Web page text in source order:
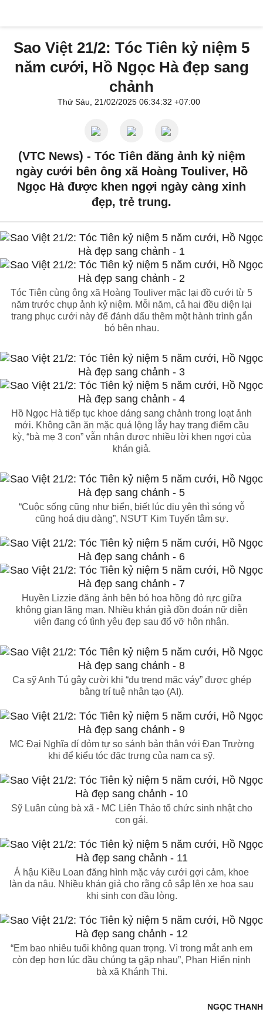
Sao Việt 21/2: Tóc Tiên kỷ niệm 5
năm cưới, Hồ Ngọc Hà đẹp sang
chảnh
Thứ Sáu, 21/02/2025 06:34:32 +07:00
(VTC News) - Tóc Tiên đăng ảnh kỷ niệm
ngày cưới bên ông xã Hoàng Touliver, Hồ
Ngọc Hà được khen ngợi ngày càng xinh
đẹp, trẻ trung.
Tóc Tiên cùng ông xã Hoàng Touliver mặc lại đồ cưới từ 5
năm trước chụp ảnh kỷ niệm. Mỗi năm, cả hai đều diện lại
trang phục cưới này để đánh dấu thêm một hành trình gắn
bó bên nhau.
Hồ Ngọc Hà tiếp tục khoe dáng sang chảnh trong loạt ảnh
mới. Không cần ăn mặc quá lộng lẫy hay trang điểm cầu
kỳ, “bà mẹ 3 con” vẫn nhận được nhiều lời khen ngợi của
khán giả.
“Cuộc sống cũng như biển, biết lúc dịu yên thì sóng vỗ
cũng hoá dịu dàng”, NSƯT Kim Tuyến tâm sự.
Huyền Lizzie đăng ảnh bên bó hoa hồng đỏ rực giữa
không gian lãng mạn. Nhiều khán giả đồn đoán nữ diễn
viên đang có tình yêu đẹp sau đổ vỡ hôn nhân.
Ca sỹ Anh Tú gây cười khi “đu trend mặc váy” được ghép
bằng trí tuệ nhân tạo (AI).
MC Đại Nghĩa dí dỏm tự so sánh bản thân với Đan Trường
khi để kiểu tóc đặc trưng của nam ca sỹ.
Sỹ Luân cùng bà xã - MC Liên Thảo tổ chức sinh nhật cho
con gái.
Á hậu Kiều Loan đăng hình mặc váy cưới gợi cảm, khoe
làn da nâu. Nhiều khán giả cho rằng cô sắp lên xe hoa sau
khi sinh con đầu lòng.
“Em bao nhiêu tuổi không quan trọng. Vì trong mắt anh em
còn đẹp hơn lúc đầu chúng ta gặp nhau”, Phan Hiển nịnh
bà xã Khánh Thi.
NGỌC THANH